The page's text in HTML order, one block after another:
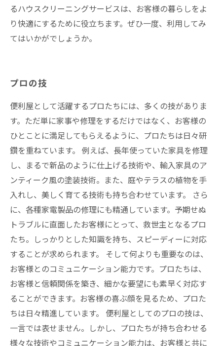
るハウスクリーニングサービスは、お客様の暮らしをよ
り快適にするために役立ちます。ぜひ一度、利用してみ
てはいかがでしょうか。
プロの技
便利屋として活躍するプロたちには、多くの技がありま
す。ただ単に家事や修理をするだけではなく、お客様の
ひとことに満足してもらえるように、プロたちは日々研
鑽を重ねています。 例えば、長年使っていた家具を修理
し、まるで新品のように仕上げる技術や、輸入家具のア
ンティーク風の塗装技術。また、庭やテラスの植物を手
入れし、美しく育てる技術も持ち合わせています。 さら
に、各種家電製品の修理にも精通しています。予期せぬ
トラブルに直面したお客様にとって、救世主となるプロ
たち。しっかりとした知識を持ち、スピーディーに対応
することが求められます。 そして何よりも重要なのは、
お客様とのコミュニケーション能力です。プロたちは、
お客様と信頼関係を築き、細かな要望にも素早く対応す
ることができます。お客様の喜ぶ顔を見るため、プロた
ちは日々精進しています。 便利屋としてのプロの技は、
一言では表せません。しかし、プロたちが持ち合わせる
様々な技術やコミュニケーション能力は、お客様と共に